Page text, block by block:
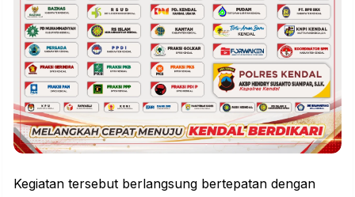
Kegiatan tersebut berlangsung bertepatan dengan